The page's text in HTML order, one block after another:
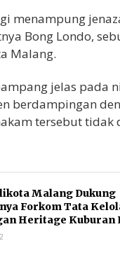
menampung
Bong Londo,
Malang.
jelas pada
berdampingan
tersebut
Malang Dukung
Forkom Tata
Heritage Kuburan